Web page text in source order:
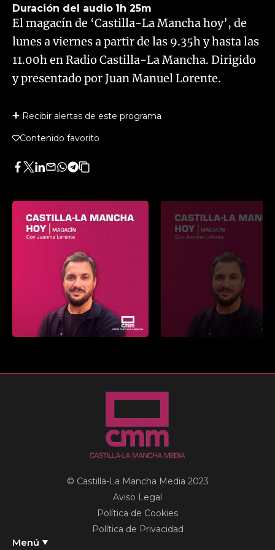
Duración del audio 1h 25m
El magacín de ‘Castilla-La Mancha hoy’, de
lunes a viernes a partir de las 9.35h y hasta las
11.00h en Radio Castilla-La Mancha. Dirigido
y presentado por Juan Manuel Lorente.
Recibir alertas de este programa
Contenido favorito
Facebook
Twitter
LinkedIn
Enviar
Whatsapp
Telegram
Copiar
artículo
Menú
© Castilla-La Mancha Media 2023
Aviso Legal
Política de Cookies
Política de Privacidad